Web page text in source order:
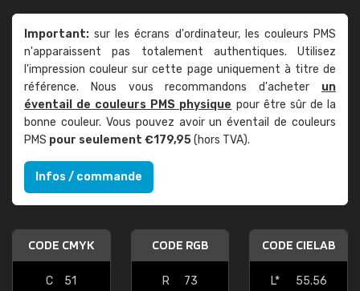
Important: sur les écrans d'ordinateur, les couleurs PMS
n'apparaissent pas totalement authentiques. Utilisez
l'impression couleur sur cette page uniquement à titre de
référence. Nous vous recommandons d'acheter un
éventail de couleurs PMS physique pour être sûr de la
bonne couleur. Vous pouvez avoir un éventail de couleurs
PMS pour seulement €179,95(hors TVA).
Infos / commande
CODE CMYK
C
51
CODE RGB
R
73
CODE CIELAB
L*
55.56